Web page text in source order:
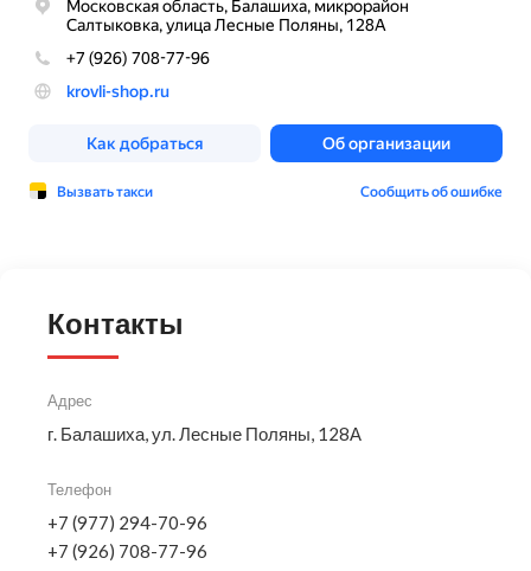
Контакты
Адрес
г. Балашиха, ул. Лесные Поляны, 128А
Телефон
+7 (977) 294-70-96
+7 (926) 708-77-96